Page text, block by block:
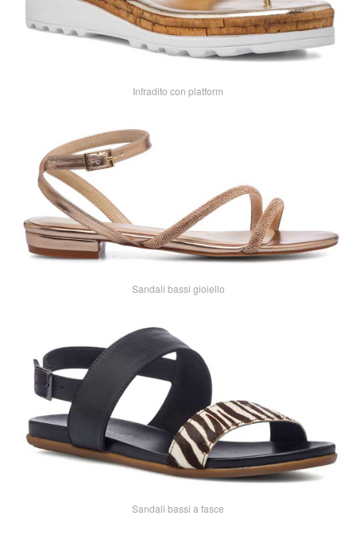
Infradito con platform
Sandali bassi gioiello
Sandali bassi a fasce